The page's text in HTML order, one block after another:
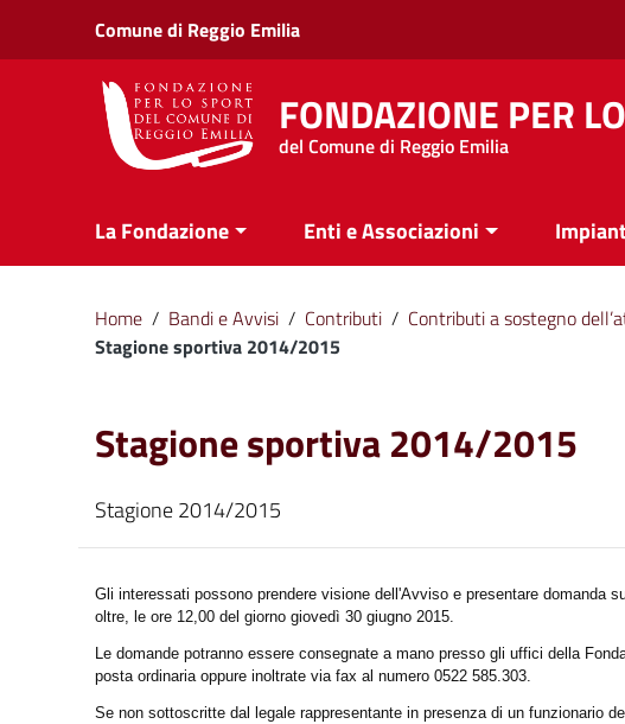
Vai ai contenuti
Vai al menu di navigazione
Vai al footer
Comune di Reggio Emilia
FONDAZIONE PER
del Comune di Reggio Emilia
La Fondazione Enti e Associazioni
Home / Bandi e Avvisi / Contributi / Contributi a sostegno
Stagione sportiva 2014/2015
Stagione sportiva 2014/2015
Stagione 2014/2015
Gli interessati possono prendere visione dell'Avviso e presentare domanda
oltre, le ore 12,00 del giorno giovedì 30 giugno 2015.
Le domande potranno essere consegnate a mano presso gli uffici della
posta ordinaria oppure inoltrate via fax al numero 0522 585.303.
Se non sottoscritte dal legale rappresentante in presenza di un funzionario